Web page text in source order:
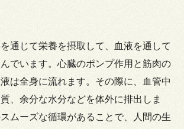
通じて栄養を摂取して、血液を通して
でいます。心臓のポンプ作用と筋肉の
は全身に流れます。その際に、血管中
、余分な水分などを体外に排出しま
ムーズな循環があることで、人間の生